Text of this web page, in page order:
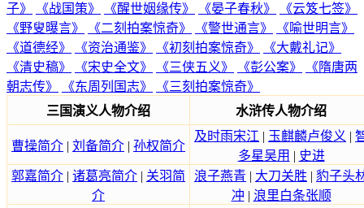
子》
《战国策》 《醒世姻缘传》 《晏子春秋》
《云笈七签》
《野叟曝言》
《二刻拍案惊奇》 《警世通言》
《喻世明言》
《道德经》
《资治通鉴》 《初刻拍案惊奇》
《大戴礼记》
《清史稿》
《宋史全文》 《三侠五义》 《彭公案》
《隋唐两
朝志传》
《东周列国志》
《三刻拍案惊奇》
三国演义人物介绍
水浒传人物介绍
曹操简介 | 刘备简介 | 孙权简介
及时雨宋江 | 玉麒麟卢俊义 |
多星吴用 | 史进
郭嘉简介 | 诸葛亮简介 | 关羽简
介
浪子燕青 | 大刀关胜 | 豹子头
冲 | 浪里白条张顺